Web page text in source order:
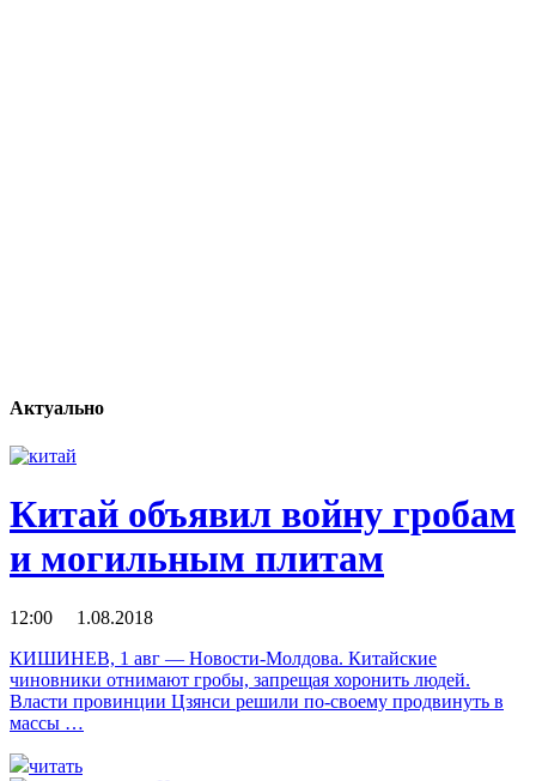
Актуально
Китай объявил войну гробам
и могильным плитам
12:00 1.08.2018
КИШИНЕВ, 1 авг — Новости-Молдова. Китайские
чиновники отнимают гробы, запрещая хоронить людей.
Власти провинции Цзянси решили по-своему продвинуть в
массы …
читать